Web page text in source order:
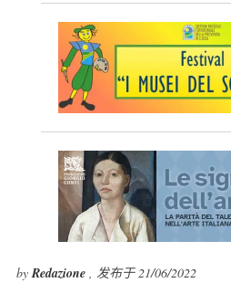
byRedazione , 发布于 21/06/2022